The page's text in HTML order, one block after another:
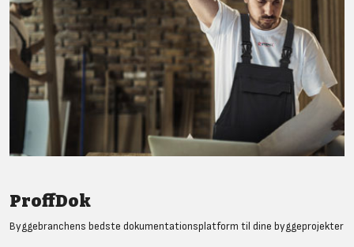
ProffDok
Byggebranchens bedste dokumentationsplatform til dine byggeprojekter